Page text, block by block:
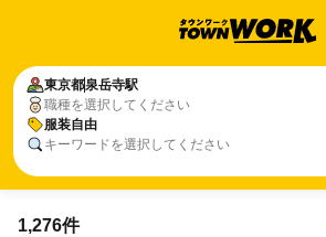
東京都泉岳寺駅
職種を選択してください
服装自由
キーワードを選択してください
1,276件